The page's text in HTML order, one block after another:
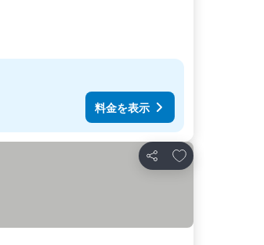
料金を表示
シェア
お気に入りに追加